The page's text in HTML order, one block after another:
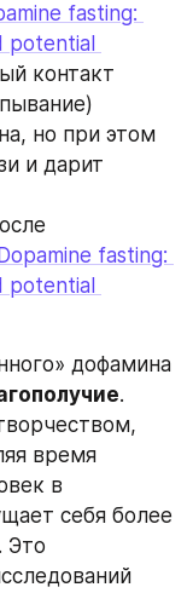
fasting:
potential
контакт
но при этом
и дарит
Dopamine fasting:
potential
дофамина
.
время
в
себя более
Это